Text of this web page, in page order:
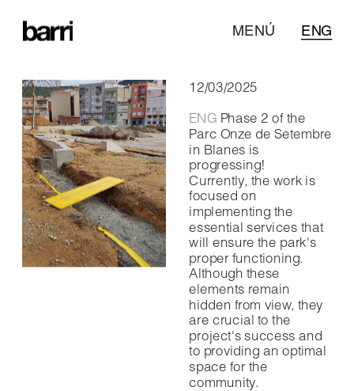
ENG
MENÚ
12/03/2025
ENG Phase 2 of the
Parc Onze de Setembre
in Blanes is
progressing!
Currently, the work is
focused on
implementing the
essential services that
will ensure the park's
proper functioning.
Although these
elements remain
hidden from view, they
are crucial to the
project's success and
to providing an optimal
space for the
community.